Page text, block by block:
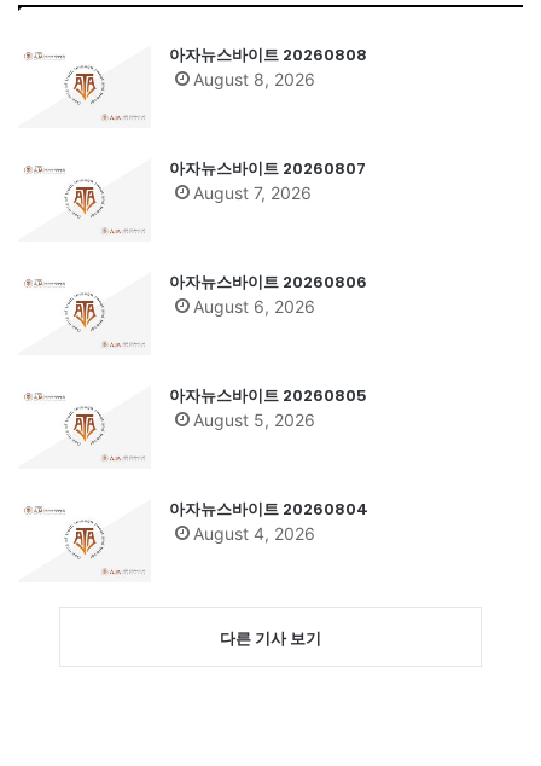
아자뉴스바이트 20260808
August 8, 2026
아자뉴스바이트 20260807
August 7, 2026
아자뉴스바이트 20260806
August 6, 2026
아자뉴스바이트 20260805
August 5, 2026
아자뉴스바이트 20260804
August 4, 2026
다른 기사 보기